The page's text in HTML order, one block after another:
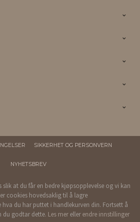
SIKKERHET OG PERSONVERN
NYHETSBREV
at du får en bedre kjøpsopplevelse og vi kan
cookies hovedsaklig til å lagre
du har puttet i handlekurven din. Fortsett å
du godtar dette. Les mer eller endre innstillinger